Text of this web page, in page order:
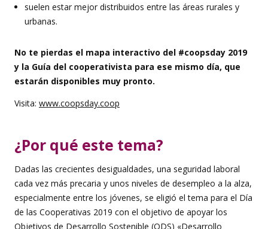
suelen estar mejor distribuidos entre las áreas rurales y
urbanas.
No te pierdas el mapa interactivo del #coopsday 2019
y la Guía del cooperativista para ese mismo día, que
estarán disponibles muy pronto.
Visita: www.coopsday.coop
¿Por qué este tema?
Dadas las crecientes desigualdades, una seguridad laboral
cada vez más precaria y unos niveles de desempleo a la alza,
especialmente entre los jóvenes, se eligió el tema para el Día
de las Cooperativas 2019 con el objetivo de apoyar los
Objetivos de Desarrollo Sostenible (ODS) «Desarrollo